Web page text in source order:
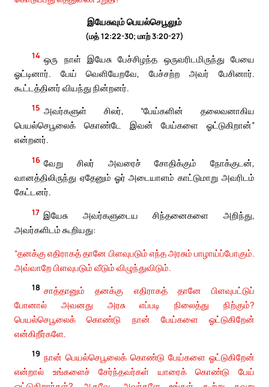
இயேசுவும் பெயல்செபூலும்
(மத் 12:22-30; மாற் 3:20-27)
14 ஒரு நாள் இயேசு பேச்சிழந்த ஒருவரிடமிருந்து பேயை
ஓட்டினார். பேய் வெளியேறவே, பேச்சற்ற அவர் பேசினார்.
கூட்டத்தினர் வியந்து நின்றனர்.
15 அவர்களுள் சிலர், “பேய்களின் தலைவனாகிய
பெயல்செபூலைக் கொண்டே இவன் பேய்களை ஓட்டுகிறான்”
என்றனர்.
16 வேறு சிலர் அவரைச் சோதிக்கும் நோக்குடன்,
வானத்திலிருந்து ஏதேனும் ஓர் அடையாளம் காட்டுமாறு அவரிடம்
கேட்டனர்.
17 இயேசு அவர்களுடைய சிந்தனைகளை அறிந்து,
அவர்களிடம் கூறியது:
“தனக்கு எதிராகத் தானே பிளவுபடும் எந்த அரசும் பாழாய்ப்போகும்.
அவ்வாறே பிளவுபடும் வீடும் விழுந்துவிடும்.
18 சாத்தானும் தனக்கு எதிராகத் தானே பிளவுபட்டுப்
போனால் அவனது அரசு எப்படி நிலைத்து நிற்கும்?
பெயல்செபூலைக் கொண்டு நான் பேய்களை ஓட்டுகிறேன்
என்கிறீர்களே.
19 நான் பெயல்செபூலைக் கொண்டு பேய்களை ஓட்டுகிறேன்
என்றால் உங்களைச் சேர்ந்தவர்கள் யாரைக் கொண்டு பேய்